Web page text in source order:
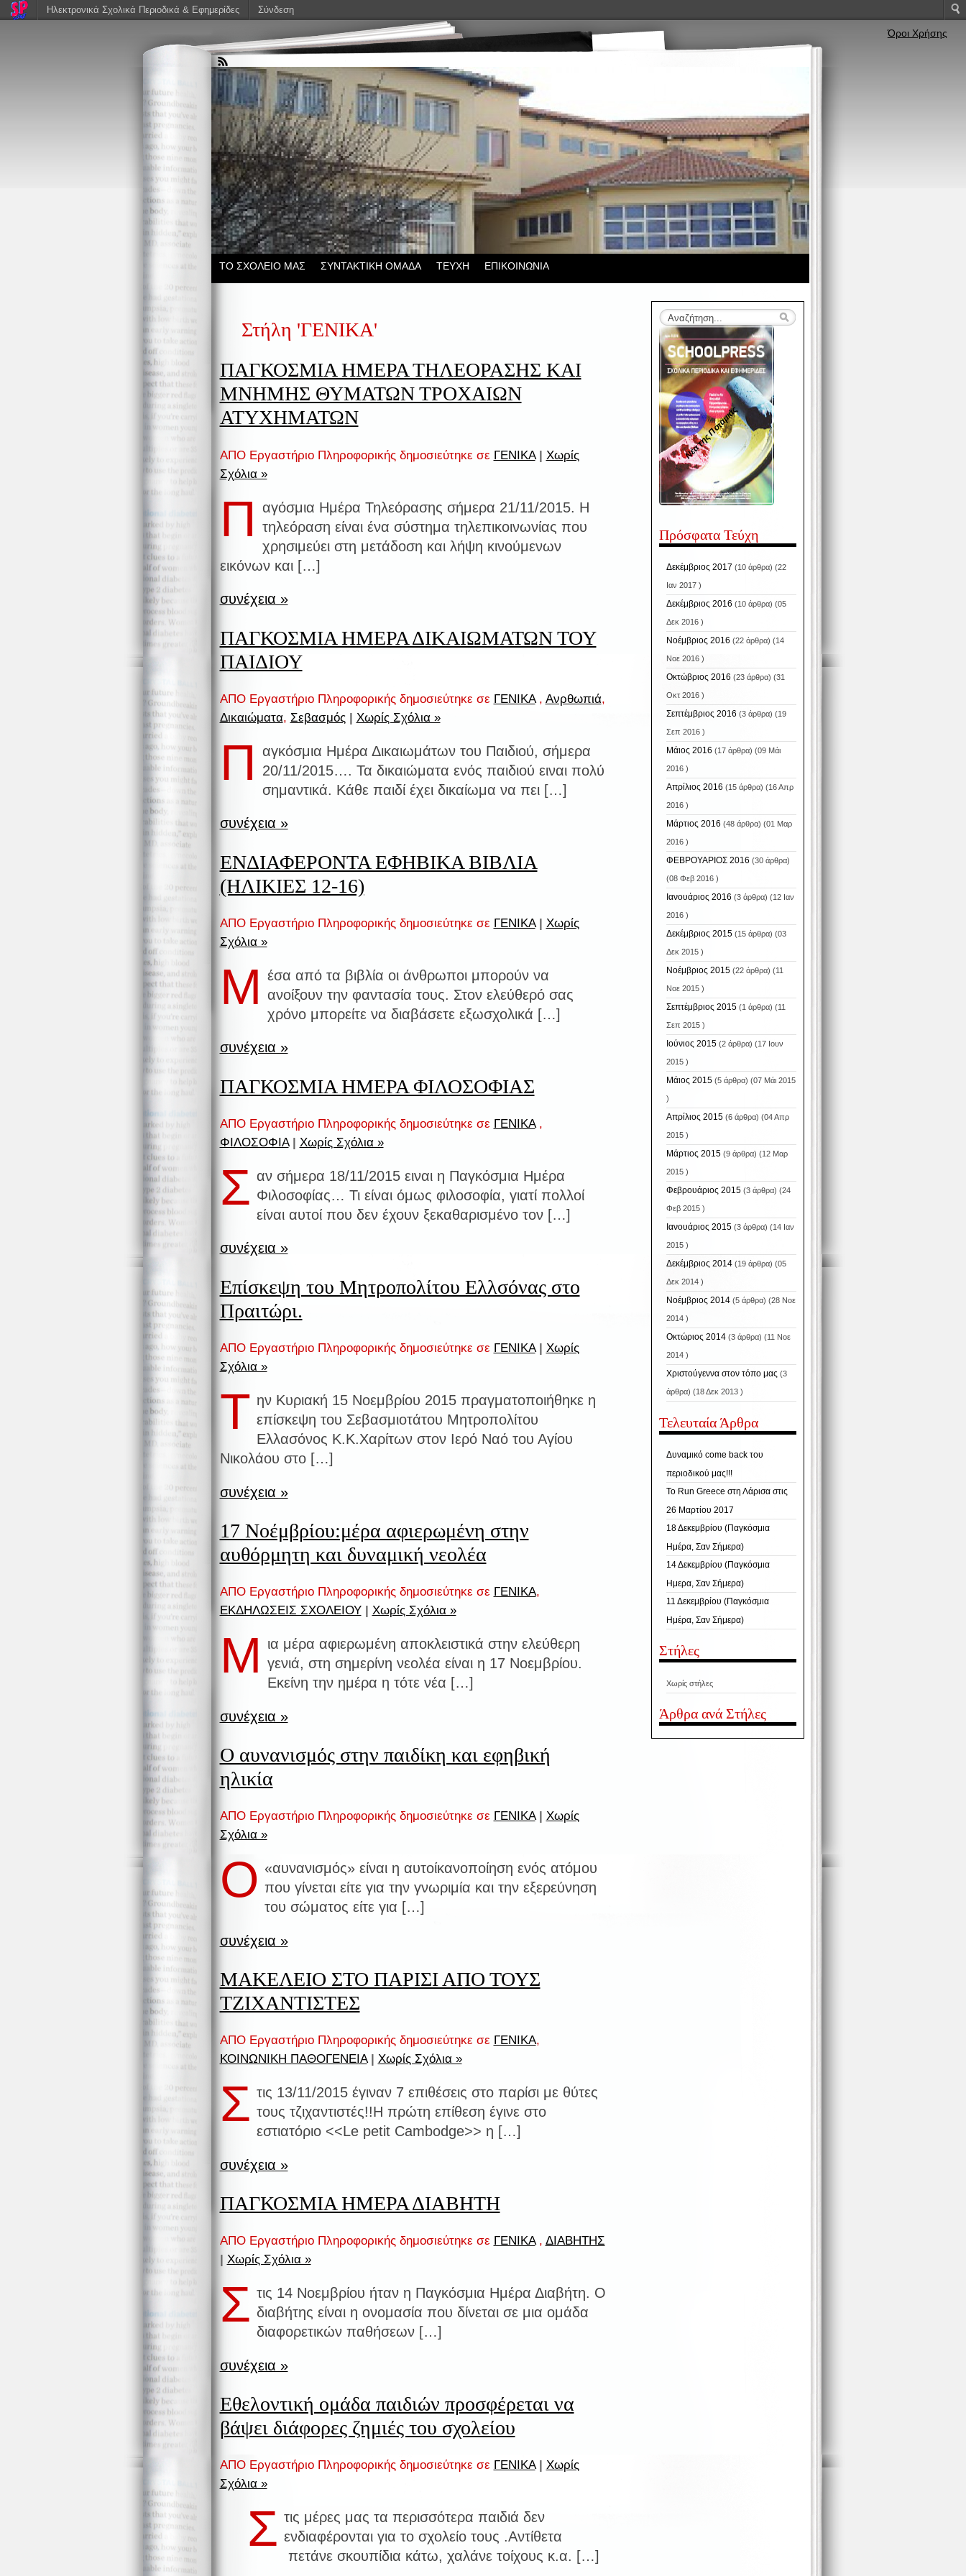
ΤΟ ΣΧΟΛΕΙΟ ΜΑΣ ΣΥΝΤΑΚΤΙΚΗ ΟΜΑΔΑ ΤΕΥΧΗ ΕΠΙΚΟΙΝΩΝΙΑ
Στήλη 'ΓΕΝΙΚΑ'
ΠΑΓΚΟΣΜΙΑ ΗΜΕΡΑ ΤΗΛΕΟΡΑΣΗΣ ΚΑΙ
ΜΝΗΜΗΣ ΘΥΜΑΤΩΝ ΤΡΟΧΑΙΩΝ
ΑΤΥΧΗΜΑΤΩΝ
ΑΠΟ Εργαστήριο Πληροφορικής δημοσιεύτηκε σε ΓΕΝΙΚΑ | Χωρίς
Σχόλια »
Π
αγόσμια Ημέρα Τηλεόρασης σήμερα 21/11/2015. Η
τηλεόραση είναι ένα σύστημα τηλεπικοινωνίας που
χρησιμεύει στη μετάδοση και λήψη κινούμενων
εικόνων και […]
συνέχεια »
ΠΑΓΚΟΣΜΙΑ ΗΜΕΡΑ ΔΙΚΑΙΩΜΑΤΩΝ ΤΟΥ
ΠΑΙΔΙΟΥ
ΑΠΟ Εργαστήριο Πληροφορικής δημοσιεύτηκε σε ΓΕΝΙΚΑ, Ανρθωπιά,
Δικαιώματα, Σεβασμός | Χωρίς Σχόλια »
Π
αγκόσμια Ημέρα Δικαιωμάτων του Παιδιού, σήμερα
20/11/2015…. Τα δικαιώματα ενός παιδιού ειναι πολύ
σημαντικά. Κάθε παιδί έχει δικαίωμα να πει […]
συνέχεια »
ΕΝΔΙΑΦΕΡΟΝΤΑ ΕΦΗΒΙΚΑ ΒΙΒΛΙΑ
(ΗΛΙΚΙΕΣ 12-16)
ΑΠΟ Εργαστήριο Πληροφορικής δημοσιεύτηκε σε ΓΕΝΙΚΑ | Χωρίς
Σχόλια »
Μ έσα από τα βιβλία οι άνθρωποι μπορούν να
ανοίξουν την φαντασία τους. Στον ελεύθερό σας
χρόνο μπορείτε να διαβάσετε εξωσχολικά […]
συνέχεια »
ΠΑΓΚΟΣΜΙΑ ΗΜΕΡΑ ΦΙΛΟΣΟΦΙΑΣ
ΑΠΟ Εργαστήριο Πληροφορικής δημοσιεύτηκε σε ΓΕΝΙΚΑ,
ΦΙΛΟΣΟΦΙΑ | Χωρίς Σχόλια »
Σ αν σήμερα 18/11/2015 ειναι η Παγκόσμια Ημέρα
Φιλοσοφίας… Τι είναι όμως φιλοσοφία, γιατί πολλοί
είναι αυτοί που δεν έχουν ξεκαθαρισμένο τον […]
συνέχεια »
Επίσκεψη του Μητροπολίτου Ελλσόνας στο
Πραιτώρι.
ΑΠΟ Εργαστήριο Πληροφορικής δημοσιεύτηκε σε ΓΕΝΙΚΑ | Χωρίς
Σχόλια »
Τ ην Κυριακή 15 Νοεμβρίου 2015 πραγματοποιήθηκε η
επίσκεψη του Σεβασμιοτάτου Μητροπολίτου
Ελλασόνος Κ.Κ.Χαρίτων στον Ιερό Ναό του Αγίου
Νικολάου στο […]
συνέχεια »
17 Νοέμβρίου:μέρα αφιερωμένη στην
αυθόρμητη και δυναμική νεολέα
ΑΠΟ Εργαστήριο Πληροφορικής δημοσιεύτηκε σε ΓΕΝΙΚΑ,
ΕΚΔΗΛΩΣΕΙΣ ΣΧΟΛΕΙΟΥ | Χωρίς Σχόλια »
Μ
ια μέρα αφιερωμένη αποκλειστικά στην ελεύθερη
γενιά, στη σημερίνη νεολέα είναι η 17 Νοεμβρίου.
Εκείνη την ημέρα η τότε νέα […]
συνέχεια »
Ο αυνανισμός στην παιδίκη και εφηβική
ηλικία
ΑΠΟ Εργαστήριο Πληροφορικής δημοσιεύτηκε σε ΓΕΝΙΚΑ | Χωρίς
Σχόλια »
Ο «αυνανισμός» είναι η αυτοίκανοποίηση ενός ατόμου
που γίνεται είτε για την γνωριμία και την εξερεύνηση
του σώματος είτε για […]
συνέχεια »
ΜΑΚΕΛΕΙΟ ΣΤΟ ΠΑΡΙΣΙ ΑΠΟ ΤΟΥΣ
ΤΖΙΧΑΝΤΙΣΤΕΣ
ΑΠΟ Εργαστήριο Πληροφορικής δημοσιεύτηκε σε ΓΕΝΙΚΑ,
ΚΟΙΝΩΝΙΚΗ ΠΑΘΟΓΕΝΕΙΑ | Χωρίς Σχόλια »
Σ τις 13/11/2015 έγιναν 7 επιθέσεις στο παρίσι με θύτες
τους τζιχαντιστές!!Η πρώτη επίθεση έγινε στο
εστιατόριο <<Le petit Cambodge>> η […]
συνέχεια »
ΠΑΓΚΟΣΜΙΑ ΗΜΕΡΑ ΔΙΑΒΗΤΗ
ΑΠΟ Εργαστήριο Πληροφορικής δημοσιεύτηκε σε ΓΕΝΙΚΑ, ΔΙΑΒΗΤΗΣ
Χωρίς Σχόλια »
Σ τις 14 Νοεμβρίου ήταν η Παγκόσμια Ημέρα Διαβήτη. Ο
διαβήτης είναι η ονομασία που δίνεται σε μια ομάδα
διαφορετικών παθήσεων […]
συνέχεια »
Εθελοντική ομάδα παιδιών προσφέρεται να
βάψει διάφορες ζημιές του σχολείου
ΑΠΟ Εργαστήριο Πληροφορικής δημοσιεύτηκε σε ΓΕΝΙΚΑ
Χωρίς
Σχόλια »
Σ τις μέρες μας τα περισσότερα παιδιά δεν
ενδιαφέρονται για το σχολείο τους .Αντίθετα
πετάνε σκουπίδια κάτω, χαλάνε τοίχους κ.α. […]
Νέα της Ποταμιάς
Πρόσφατα Τεύχη
Δεκέμβριος 2017 (10 άρθρα) (22
Ιαν 2017 )
Δεκέμβριος 2016 (10 άρθρα) (05
Δεκ 2016 )
Νοέμβριος 2016 (22 άρθρα) (14
Νοε 2016 )
Οκτώβριος 2016 (23 άρθρα) (31
Οκτ 2016 )
Σεπτέμβριος 2016 (3 άρθρα) (19
Σεπ 2016 )
Μάιος 2016 (17 άρθρα) (09 Μάι
2016 )
Απρίλιος 2016 (15 άρθρα) (16 Απρ
2016 )
Μάρτιος 2016 (48 άρθρα) (01 Μαρ
2016 )
ΦΕΒΡΟΥΑΡΙΟΣ 2016 (30 άρθρα)
(08 Φεβ 2016 )
Ιανουάριος 2016 (3 άρθρα) (12 Ιαν
2016 )
Δεκέμβριος 2015(15 άρθρα) (03
Δεκ 2015 )
Νοέμβριος 2015(22 άρθρα) (11
Νοε 2015 )
Σεπτέμβριος 2015(1 άρθρα) (11
Σεπ 2015 )
Ιούνιος 2015(2 άρθρα) (17 Ιουν
2015 )
Μάιος 2015(5 άρθρα) (07 Μάι 2015
)
Απρίλιος 2015(6 άρθρα) (04 Απρ
2015 )
Μάρτιος 2015(9 άρθρα) (12 Μαρ
2015 )
Φεβρουάριος 2015(3 άρθρα) (24
Φεβ 2015 )
Ιανουάριος 2015(3 άρθρα) (14 Ιαν
2015 )
Δεκέμβριος 2014(19 άρθρα) (05
Δεκ 2014 )
Νοέμβριος 2014(5 άρθρα) (28 Νοε
2014 )
Οκτώριος 2014(3 άρθρα) (11 Νοε
2014 )
Χριστούγεννα στον τόπο μας (3
άρθρα) (18 Δεκ 2013 )
Τελευταία Άρθρα
Δυναμικό come back του
περιοδικού μας!!!
To Run Greece στη Λάρισα στις
26 Μαρτίου 2017
18 Δεκεμβρίου (Παγκόσμια
Ημέρα, Σαν Σήμερα)
14 Δεκεμβρίου (Παγκόσμια
Ημερα, Σαν Σήμερα)
11 Δεκεμβρίου (Παγκόσμια
Ημέρα, Σαν Σήμερα)
Στήλες
Χωρίς στήλες
Άρθρα ανά Στήλες
Όροι Χρήσης
Ηλεκτρονικά Σχολικά Περιοδικά & Εφημερίδες Σύνδεση